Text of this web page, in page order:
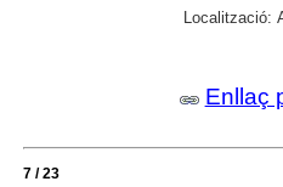
Localització:
Enllaç
7 / 23